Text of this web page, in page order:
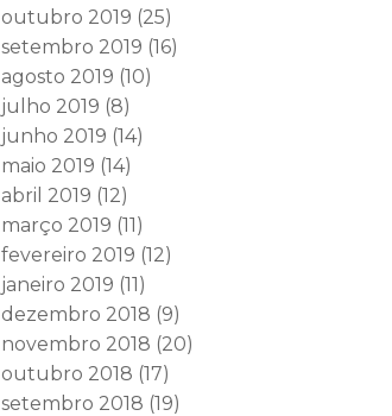
outubro 2019 (25)
setembro 2019 (16)
agosto 2019 (10)
julho 2019 (8)
junho 2019 (14)
maio 2019 (14)
abril 2019 (12)
março 2019 (11)
fevereiro 2019 (12)
janeiro 2019 (11)
dezembro 2018 (9)
novembro 2018 (20)
outubro 2018 (17)
setembro 2018 (19)